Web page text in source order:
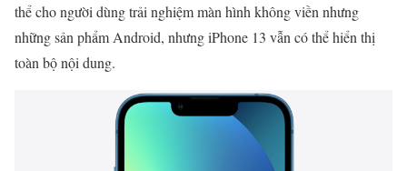
thể cho người dùng trải nghiệm màn hình không viền nhưng
những sản phẩm Android, nhưng iPhone 13 vẫn có thể hiển thị
toàn bộ nội dung.